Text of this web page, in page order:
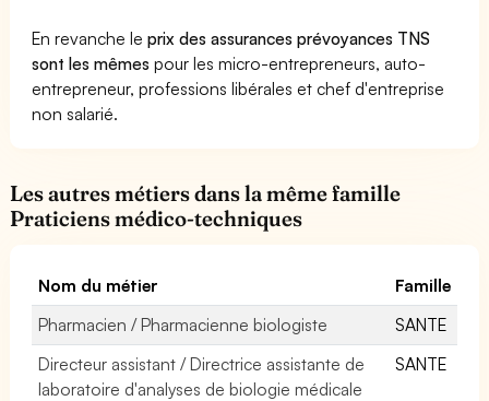
En revanche leprix des assurances prévoyances TNS
sont les mêmes pour les micro-entrepreneurs, auto-
entrepreneur, professions libérales et chef d'entreprise
non salarié.
Les autres métiers dans la même famille
Praticiens médico-techniques
Nom du métier
Famille
Pharmacien / Pharmacienne biologiste
SANTE
Directeur assistant / Directrice assistante de
laboratoire d'analyses de biologie médicale
SANTE